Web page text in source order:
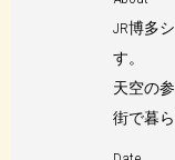
JR博多
す。
天空の
街で暮